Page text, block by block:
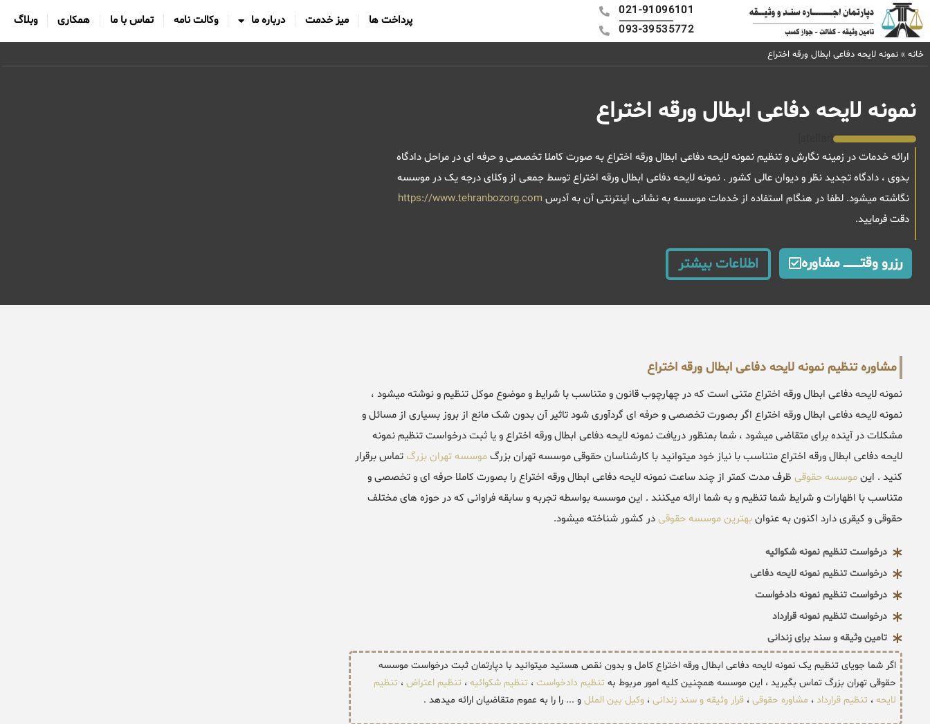
021-91096101
093-39535772
پرداخت ها میز خدمت درباره ما وکالت نامه تماس با ما همکاری وبلاگ
خانه » نمونه لایحه دفاعی ابطال ورقه اختراع
نمونه لایحه دفاعی ابطال ورقه اختراع
ارائه خدمات در زمینه نگارش و تنظیم نمونه لایحه دفاعی ابطال ورقه اختراع به صورت کاملا تخصصی و حرفه ای در مراحل دادگاه
بدوی ، دادگاه تجدید نظر و دیوان عالی کشور . نمونه لایحه دفاعی ابطال ورقه اختراع توسط جمعی از وکلای درجه یک در موسسه
نگاشته میشود. لطفا در هنگام استفاده از خدمات موسسه به نشانی اینترنتی آن به آدرس https://www.tehranbozorg.com
دقت فرمایید.
رزرو وقتــــــــــــ مشاوره اطلاعات بیشتر
مشاوره تنظیم نمونه لایحه دفاعی ابطال ورقه اختراع
نمونه لایحه دفاعی ابطال ورقه اختراع متنی است که در چهارچوب قانون و متناسب با شرایط و موضوع موکل تنظیم و نوشته میشود ،
نمونه لایحه دفاعی ابطال ورقه اختراع اگر بصورت تخصصی و حرفه ای گردآوری شود تاثیر آن بدون شک مانع از بروز بسیاری از مسائل و
مشکلات در آینده برای متقاضی میشود ، شما بمنظور دریافت نمونه لایحه دفاعی ابطال ورقه اختراع و یا ثبت درخواست تنظیم نمونه
لایحه دفاعی ابطال ورقه اختراع متناسب با نیاز خود میتوانید با کارشناسان حقوقی موسسه تهران بزرگموسسه تهران بزرگتماس برقرار
کنید . اینموسسه حقوقی ظرف مدت کمتر از چند ساعت نمونه لایحه دفاعی ابطال ورقه اختراع را بصورت کاملا حرفه ای و تخصصی و
متناسب با اظهارات و شرایط شما تنظیم و به شما ارائه میکنند . این موسسه بواسطه تجربه و سابقه فراوانی که در حوزه های مختلف
حقوقی و کیقری دارد اکنون به عنوانبهترین موسسه حقوقیدر کشور شناخته میشود.
درخواست تنظیم نمونه شکوائیه
درخواست تنظیم نمونه لایحه دفاعی
درخواست تنظیم نمونه دادخواست
درخواست تنظیم نمونه قرارداد
تامین وثیقه و سند برای زندانی
اگر شما جویای تنظیم یک نمونه لایحه دفاعی ابطال ورقه اختراع کامل و بدون نقص هستید میتوانید با دپارتمان ثبت درخواست موسسه
حقوقی تهران بزرگ تماس بگیرید ، این موسسه همچنین کلیه امور مربوط به تنظیم دادخواست ، تنظیم شکوائیه ، تنظیم اعتراض ، تنظیم
لایحه ، تنظیم قرارداد ، مشاوره حقوقی ، قرار وثیقه و سند زندانی ، وکیل بین الملل و ... را را به عموم متقاضیان ارائه میدهد .